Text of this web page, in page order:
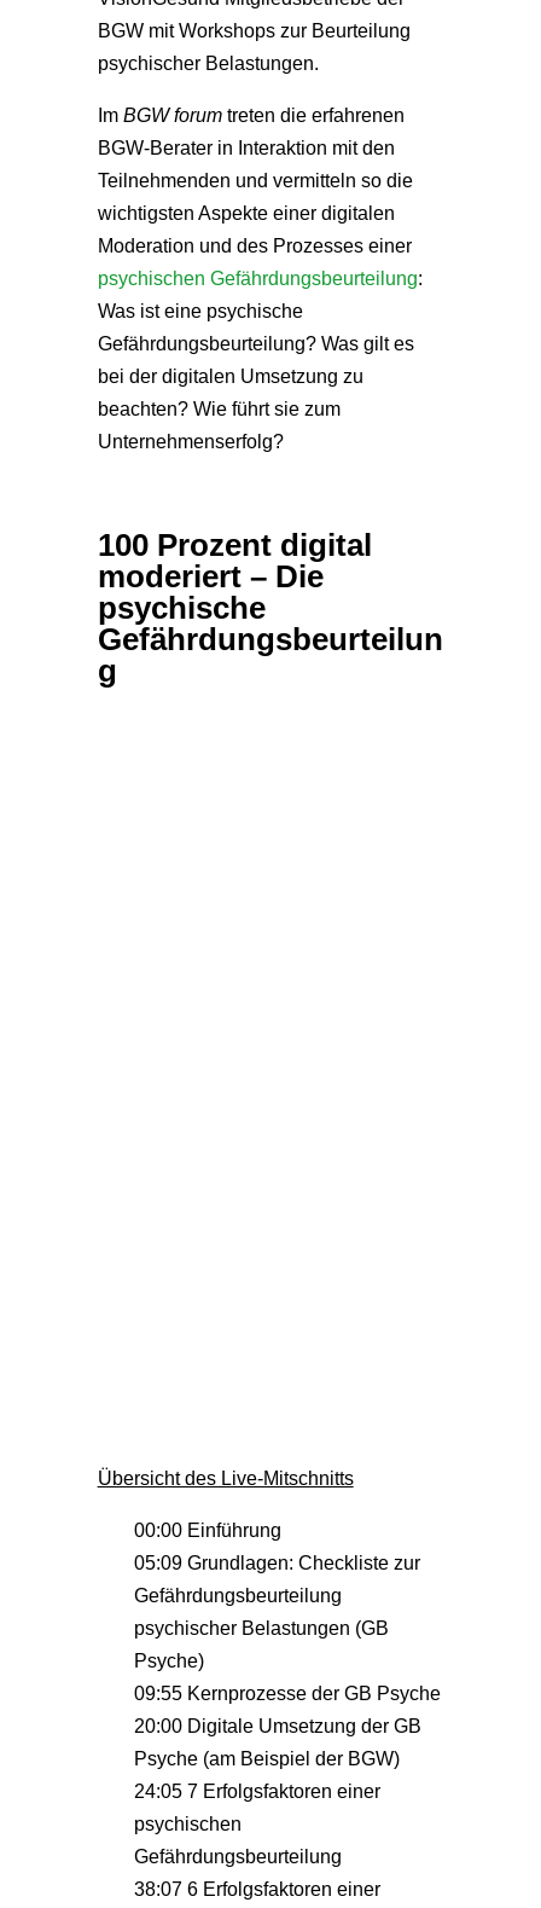
BGW mit Workshops zur Beurteilung
psychischer Belastungen.
Im BGW forumtreten die erfahrenen
BGW-Berater in Interaktion mit den
Teilnehmenden und vermitteln so die
wichtigsten Aspekte einer digitalen
Moderation und des Prozesses einer
psychischen Gefährdungsbeurteilung:
Was ist eine psychische
Gefährdungsbeurteilung? Was gilt es
bei der digitalen Umsetzung zu
beachten? Wie führt sie zum
Unternehmenserfolg?
100 Prozent digital
moderiert – Die
psychische
Gefährdungsbeurteilun
g
Übersicht des Live-Mitschnitts
00:00 Einführung
05:09 Grundlagen: Checkliste zur
Gefährdungsbeurteilung
psychischer Belastungen (GB
Psyche)
09:55 Kernprozesse der GB Psyche
20:00 Digitale Umsetzung der GB
Psyche (am Beispiel der BGW)
24:05 7 Erfolgsfaktoren einer
psychischen
Gefährdungsbeurteilung
38:07 6 Erfolgsfaktoren einer